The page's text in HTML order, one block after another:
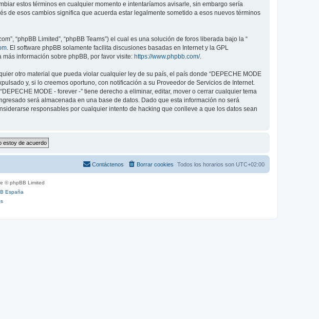
estos términos en cualquier momento e intentaríamos avisarle, sin embargo sería
de esos cambios significa que acuerda estar legalmente sometido a esos nuevos términos
“phpBB Limited”, “phpBB Teams”) el cual es una solución de foros liberada bajo la “
. El software phpBB solamente facilita discusiones basadas en Internet y la GPL
información sobre phpBB, por favor visite: https://www.phpbb.com/.
otro material que pueda violar cualquier ley de su país, el país donde “DEPECHE MODE
y, si lo creemos oportuno, con notificación a su Proveedor de Servicios de Internet.
MODE - forever -” tiene derecho a eliminar, editar, mover o cerrar cualquier tema
será almacenada en una base de datos. Dado que esta información no será
responsables por cualquier intento de hacking que conlleve a que los datos sean
Todos los horarios son UTC+02:00
Borrar cookies
Contáctenos
© phpBB Limited
España